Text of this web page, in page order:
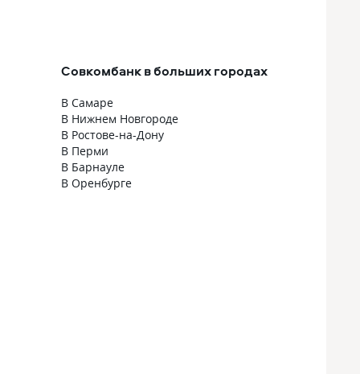
ждал сюрприз так как 23.03.26 При
получении товара меня не устроило
его качество и я был вынужден
от него отказаться, после чего
операция совершенная 15.03.26
Отменяется и тут якобы
я не выполнил условия акции и мне
повышают ставку по ипотеке.
Обратился с заявлением в банк
Совкомбанк в больших городах
В Самаре
В Нижнем Новгороде
В Ростове-на-Дону
В Перми
В Барнауле
В Оренбурге